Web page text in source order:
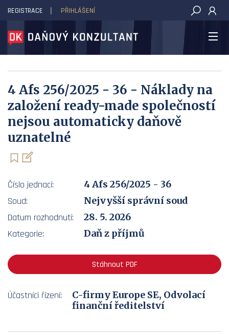
DAŇOVÝ KONZULTANT
REGISTRACE PŘIHLÁŠENÍ
4 Afs 256/2025 - 36 - Náklady na
založení ready-made společností
nejsou automaticky daňově
uznatelné
Číslo jednací:
4 Afs 256/2025 - 36
Soud:
Nejvyšší správní soud
Datum rozhodnutí:
28. 5. 2026
Kategorie:
Daň z příjmů
Stáhnout PDF
Účastníci řízení:
C-firmy Europe SE, Odvolací
finanční ředitelství